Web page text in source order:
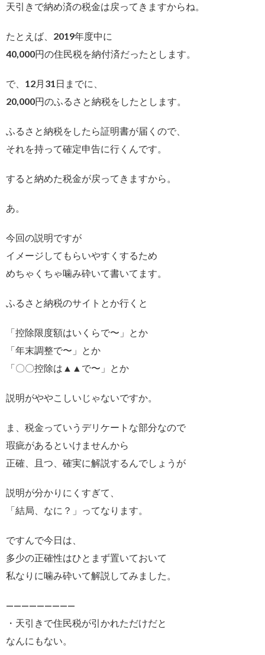
天引きで納め済の税金は戻ってきますからね。
たとえば、2019年度中に
40,000円の住民税を納付済だったとします。
で、12月31日までに、
20,000円のふるさと納税をしたとします。
ふるさと納税をしたら証明書が届くので、
それを持って確定申告に行くんです。
すると納めた税金が戻ってきますから。
あ。
今回の説明ですが
イメージしてもらいやすくするため
めちゃくちゃ噛み砕いて書いてます。
ふるさと納税のサイトとか行くと
「控除限度額はいくらで〜」とか
「年末調整で〜」とか
「〇〇控除は▲▲で〜」とか
説明がややこしいじゃないですか。
ま、税金っていうデリケートな部分なので
瑕疵があるといけませんから
正確、且つ、確実に解説するんでしょうが
説明が分かりにくすぎて、
「結局、なに？」ってなります。
ですんで今日は、
多少の正確性はひとまず置いておいて
私なりに噛み砕いて解説してみました。
—————————
・天引きで住民税が引かれただけだと
なんにもない。